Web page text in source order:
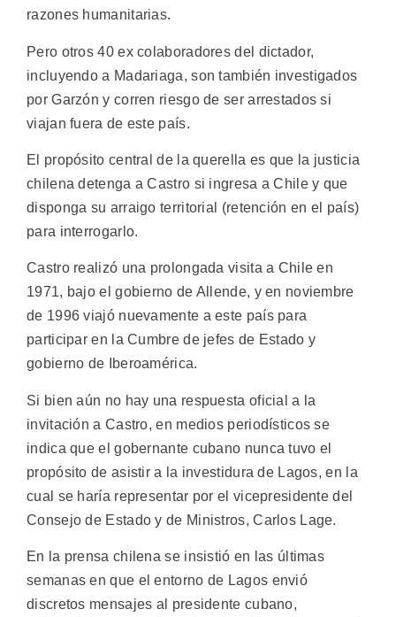
razones humanitarias.
Pero otros 40 ex colaboradores del dictador,
incluyendo a Madariaga, son también investigados
por Garzón y corren riesgo de ser arrestados si
viajan fuera de este país.
El propósito central de la querella es que la justicia
chilena detenga a Castro si ingresa a Chile y que
disponga su arraigo territorial (retención en el país)
para interrogarlo.
Castro realizó una prolongada visita a Chile en
1971, bajo el gobierno de Allende, y en noviembre
de 1996 viajó nuevamente a este país para
participar en la Cumbre de jefes de Estado y
gobierno de Iberoamérica.
Si bien aún no hay una respuesta oficial a la
invitación a Castro, en medios periodísticos se
indica que el gobernante cubano nunca tuvo el
propósito de asistir a la investidura de Lagos, en la
cual se haría representar por el vicepresidente del
Consejo de Estado y de Ministros, Carlos Lage.
En la prensa chilena se insistió en las últimas
semanas en que el entorno de Lagos envió
discretos mensajes al presidente cubano,